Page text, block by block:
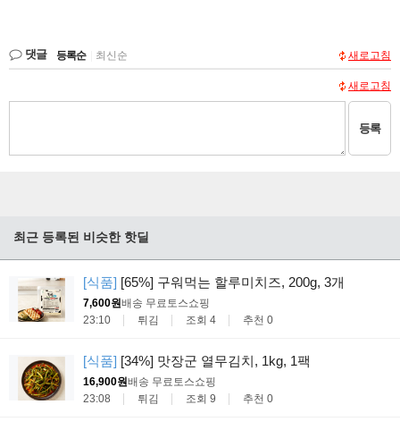
댓글 등록순 최신순 새로고침
새로고침
등록
최근 등록된 비슷한 핫딜
[식품] [65%] 구워먹는 할루미치즈, 200g, 3개
7,600원배송 무료토스쇼핑
23:10
튀김 조회 4 추천 0
[식품] [34%] 맛장군 열무김치, 1kg, 1팩
16,900원배송 무료토스쇼핑
23:08
튀김 조회 9 추천 0